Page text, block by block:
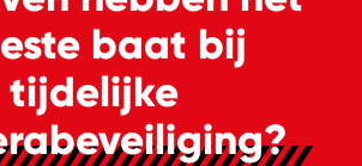
baat bij
tijdelijke